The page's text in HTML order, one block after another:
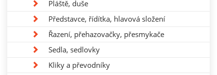
Pláště, duše
Představce, řídítka, hlavová složení
Řazení, přehazovačky, přesmykače
Sedla, sedlovky
Kliky a převodníky